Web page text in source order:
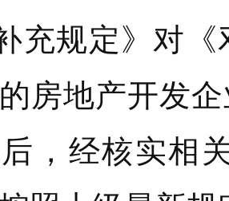
补充规定》对
房地产开发
，经核实相